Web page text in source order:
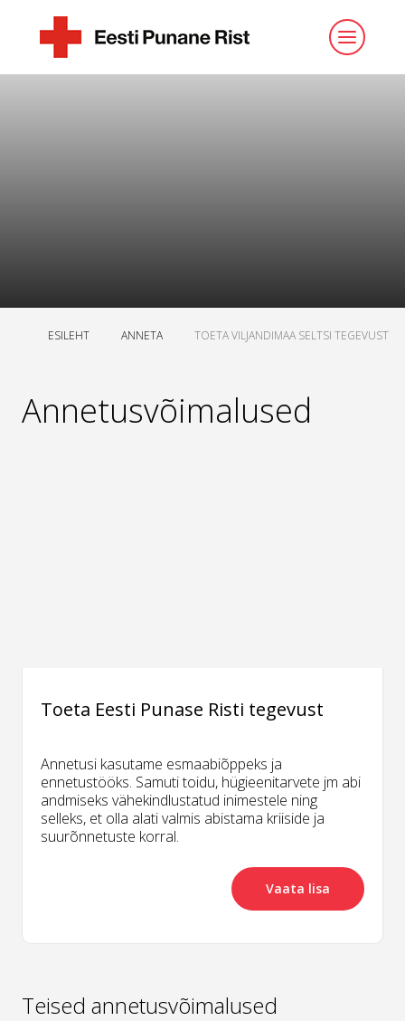
ESILEHT ANNETA TOETA VILJANDIMAA SELTSI TEGEVUST
Annetusvõimalused
Toeta Eesti Punase Risti tegevust
Annetusi kasutame esmaabiõppeks ja
ennetustööks. Samuti toidu, hügieenitarvete jm abi
andmiseks vähekindlustatud inimestele ning
selleks, et olla alati valmis abistama kriiside ja
suurõnnetuste korral.
Vaata lisa
Teised annetusvõimalused